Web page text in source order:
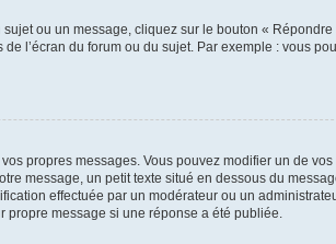
ou un message, cliquez sur le bouton «
l’écran du forum ou du sujet. Par exemple : vous
propres messages. Vous pouvez modifier un de
message, un petit texte situé en dessous du
effectuée par un modérateur ou un
propre message si une réponse a été publiée.